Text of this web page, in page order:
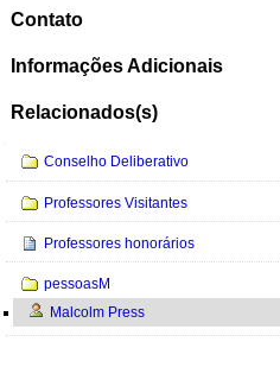
Contato
Informações Adicionais
Relacionados(s)
Navegação
Conselho Deliberativo
Professores Visitantes
Professores honorários
pessoasM
Malcolm Press